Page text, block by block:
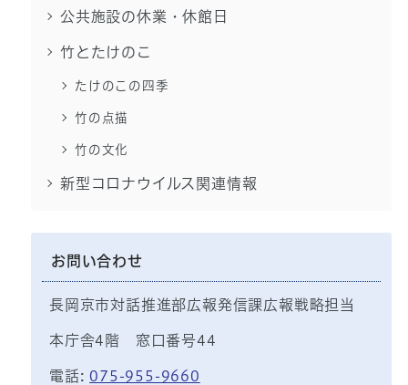
公共施設の休業・休館日
竹とたけのこ
たけのこの四季
竹の点描
竹の文化
新型コロナウイルス関連情報
お問い合わせ
長岡京市対話推進部広報発信課広報戦略担当
本庁舎4階 窓口番号44
電話: 075-955-9660